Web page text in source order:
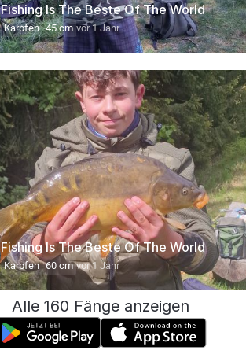
Fishing Is The Beste Of The World
Karpfen 45 cm vor 1 Jahr
Fishing Is The Beste Of The World
Karpfen 60 cm vor 1 Jahr
Alle 160 Fänge anzeigen